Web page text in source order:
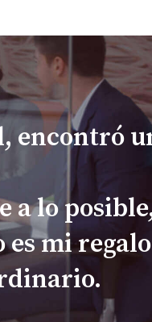
encontró
a lo
mi